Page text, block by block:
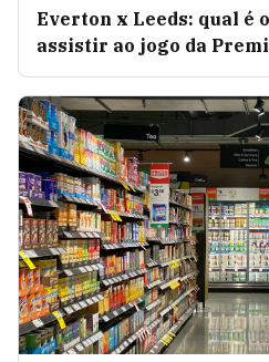
Everton x Leeds: qual é
assistir ao jogo da